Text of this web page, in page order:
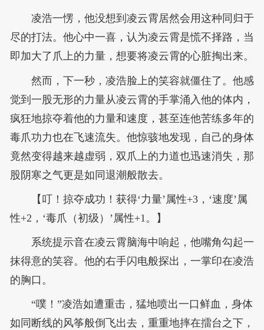
凌浩一愣，他没想到凌云霄居然会用这种同归于
尽的打法。他心中一喜，认为凌云霄是慌不择路，当
即加大了爪上的力量，想要将凌云霄的心脏掏出来。
然而，下一秒，凌浩脸上的笑容就僵住了。他感
觉到一股无形的力量从凌云霄的手掌涌入他的体内，
疯狂地掠夺着他的力量和速度，甚至连他苦练多年的
毒爪功力也在飞速流失。他惊骇地发现，自己的身体
竟然变得越来越虚弱，双爪上的力道也迅速消失，那
股阴寒之气更是如同退潮般散去。
【叮！掠夺成功！获得‘力量’属性+3，‘速度’属
性+2，‘毒爪（初级）’属性+1。】
系统提示音在凌云霄脑海中响起，他嘴角勾起一
抹得意的笑容。他的右手闪电般探出，一掌印在凌浩
的胸口。
“噗！”凌浩如遭重击，猛地喷出一口鲜血，身体
如同断线的风筝般倒飞出去，重重地摔在擂台之下，